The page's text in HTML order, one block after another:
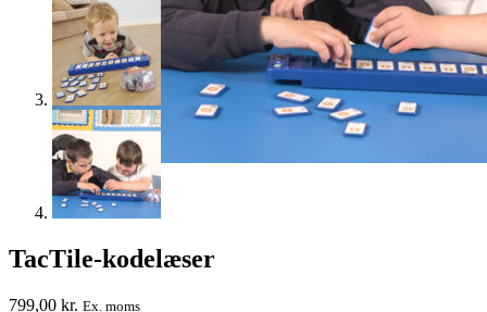
TacTile-kodelæser
799,00 kr. Ex. moms